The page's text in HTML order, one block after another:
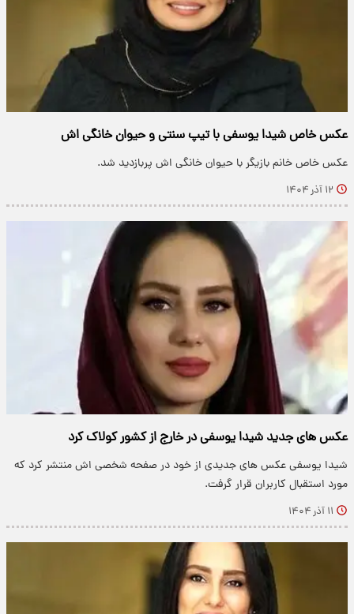
عکس خاص شیدا یوسفی با تیپ سنتی و حیوان خانگی اش
عکس خاص خانم بازیگر با حیوان خانگی اش پربازدید شد.
۱۲ آذر ۱۴۰۴
عکس های جدید شیدا یوسفی در خارج از کشور کولاک کرد
شیدا یوسفی عکس های جدیدی از خود در صفحه شخصی اش منتشر کرد که
مورد استقبال کاربران قرار گرفت.
۱۱ آذر ۱۴۰۴